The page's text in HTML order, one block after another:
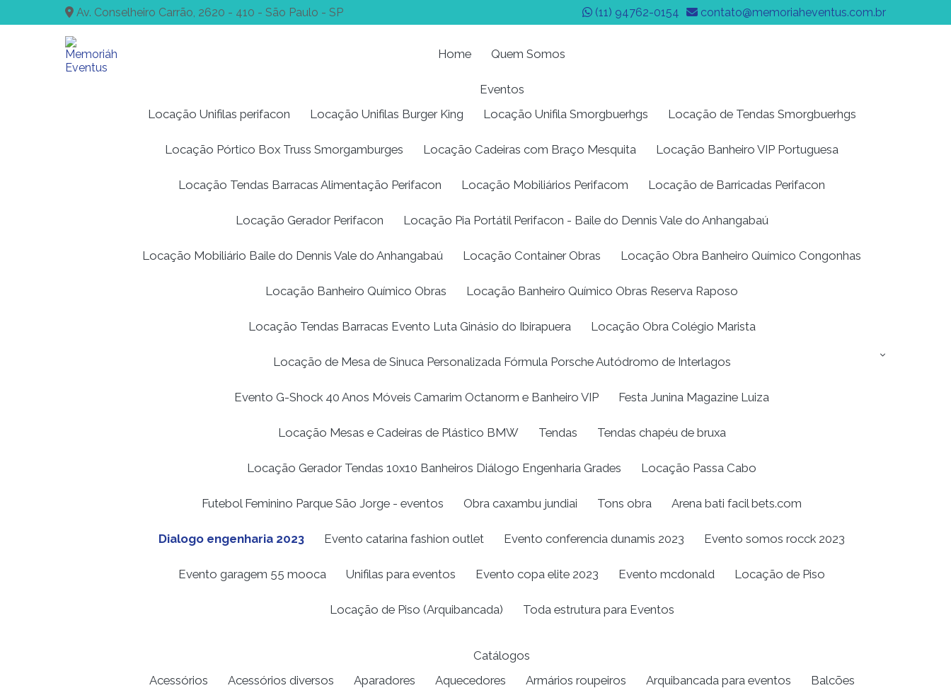
Av. Conselheiro Carrão, 2620 - 410 - São Paulo - SP (11) 94762-0154 contato@memoriaheventus.com.br
Home Quem Somos
Eventos
Locação Unifilas perifacon
Locação Unifilas Burger King Locação Unifila Smorgbuerhgs Locação de Tendas Smorgbuerhgs
Locação Pórtico Box Truss Smorgamburges Locação Cadeiras com Braço Mesquita Locação Banheiro VIP Portuguesa
Locação Tendas Barracas Alimentação Perifacon Locação Mobiliários Perifacom Locação de Barricadas Perifacon
Locação Gerador Perifacon Locação Pia Portátil Perifacon - Baile do Dennis Vale do Anhangabaú
Locação Mobiliário Baile do Dennis Vale do Anhangabaú Locação Container Obras Locação Obra Banheiro Químico Congonhas
Locação Banheiro Químico Obras Locação Banheiro Químico Obras Reserva Raposo
Locação Tendas Barracas Evento Luta Ginásio do Ibirapuera Locação Obra Colégio Marista
Locação de Mesa de Sinuca Personalizada Fórmula Porsche Autódromo de Interlagos
Evento G-Shock 40 Anos Móveis Camarim Octanorm e Banheiro VIP Festa Junina Magazine Luiza
Locação Mesas e Cadeiras de Plástico BMW Tendas Tendas chapéu de bruxa
Locação Gerador Tendas 10x10 Banheiros Diálogo Engenharia Grades Locação Passa Cabo
Futebol Feminino Parque São Jorge - eventos Obra caxambu jundiai Tons obra Arena bati facil bets.com
Dialogo engenharia 2023 Evento catarina fashion outlet Evento conferencia dunamis 2023 Evento somos rocck 2023
Evento garagem 55 mooca Unifilas para eventos Evento copa elite 2023 Evento mcdonald Locação de Piso
Locação de Piso (Arquibancada) Toda estrutura para Eventos
Catálogos
Acessórios
Acessórios diversos Aparadores Aquecedores Armários roupeiros Arquibancada para eventos Balcões